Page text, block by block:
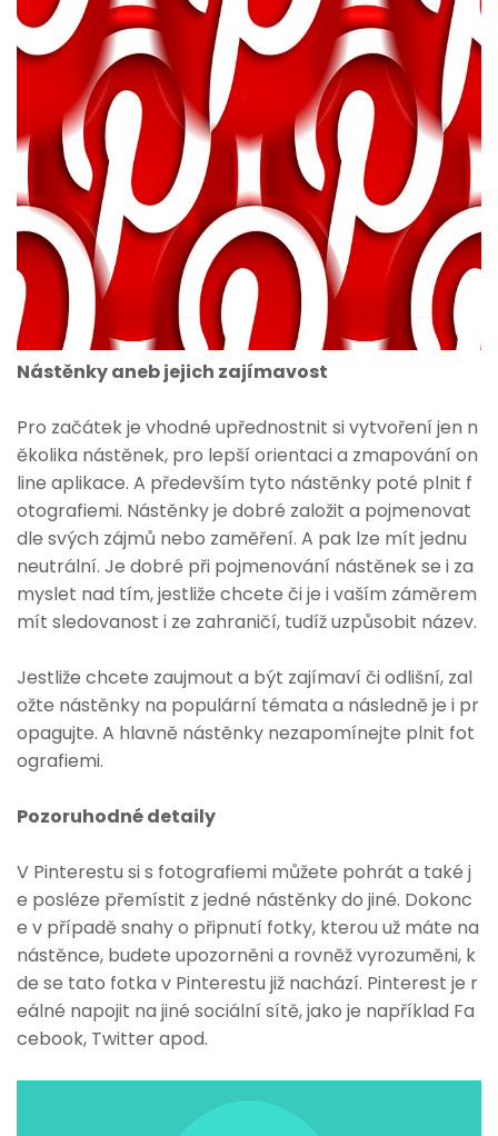
Nástěnky aneb jejich zajímavost
Pro začátek je vhodné upřednostnit si vytvoření jen n
ěkolika nástěnek, pro lepší orientaci a zmapování on
line aplikace. A především tyto nástěnky poté plnit f
otografiemi. Nástěnky je dobré založit a pojmenovat
dle svých zájmů nebo zaměření. A pak lze mít jednu
neutrální. Je dobré při pojmenování nástěnek se i za
myslet nad tím, jestliže chcete či je i vaším záměrem
mít sledovanost i ze zahraničí, tudíž uzpůsobit název.
Jestliže chcete zaujmout a být zajímaví či odlišní, zal
ožte nástěnky na populární témata a následně je i pr
opagujte. A hlavně nástěnky nezapomínejte plnit fot
ografiemi.
Pozoruhodné detaily
V Pinterestu si s fotografiemi můžete pohrát a také j
e posléze přemístit z jedné nástěnky do jiné. Dokonc
e v případě snahy o připnutí fotky, kterou už máte na
nástěnce, budete upozorněni a rovněž vyrozuměni, k
de se tato fotka v Pinterestu již nachází. Pinterest je r
eálné napojit na jiné sociální sítě, jako je například Fa
cebook, Twitter apod.